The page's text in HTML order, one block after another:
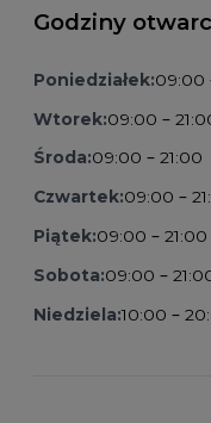
Godziny
Poniedziałek:09:00
Wtorek:09:00 –
Środa:09:00 – 21:00
Czwartek:09:00 –
Piątek:09:00 – 21:00
Sobota:09:00 –
Niedziela:10:00 –